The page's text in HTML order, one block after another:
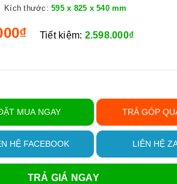
Kích thước: 595 x 825 x 540 mm
Tiết kiệm: 2.598.000₫
MUA NGAY TRẢ GÓP
HỆ FACEBOOK LIÊN HỆ
TRẢ GIÁ NGAY